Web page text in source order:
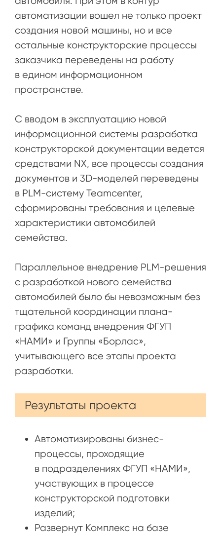
автоматизации вошел не только проект
создания новой машины, но и все
остальные конструкторские процессы
заказчика переведены на работу
в едином информационном
пространстве.
С вводом в эксплуатацию новой
информационной системы разработка
конструкторской документации ведется
средствами NX, все процессы создания
документов и 3D-моделей переведены
в PLM-систему Teamcenter,
сформированы требования и целевые
характеристики автомобилей
семейства.
Параллельное внедрение PLM-решения
с разработкой нового семейства
автомобилей было бы невозможным без
тщательной координации плана-
графика команд внедрения ФГУП
«НАМИ» и Группы «Борлас»,
учитывающего все этапы проекта
разработки.
Результаты проекта
Автоматизированы бизнес-
процессы, проходящие
в подразделениях ФГУП «НАМИ»,
участвующих в процессе
конструкторской подготовки
изделий;
Развернут Комплекс на базе